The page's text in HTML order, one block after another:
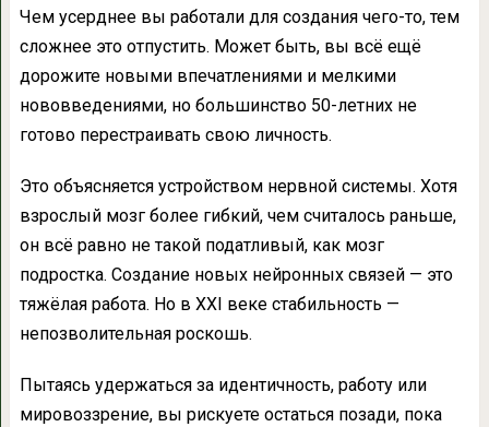
Чем усерднее вы работали для создания чего-то, тем
сложнее это отпустить. Может быть, вы всё ещё
дорожите новыми впечатлениями и мелкими
нововведениями, но большинство 50-летних не
готово перестраивать свою личность.
Это объясняется устройством нервной системы. Хотя
взрослый мозг более гибкий, чем считалось раньше,
он всё равно не такой податливый, как мозг
подростка. Создание новых нейронных связей — это
тяжёлая работа. Но в XXI веке стабильность —
непозволительная роскошь.
Пытаясь удержаться за идентичность, работу или
мировоззрение, вы рискуете остаться позади, пока